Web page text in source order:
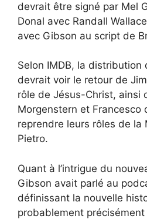
devrait être signé par Mel
Donal avec Randall
avec Gibson au script de
Selon IMDB, la distribution
devrait voir le retour de
rôle de Jésus-Christ, ainsi
Morgenstern et Francesco
reprendre leurs rôles de la
Pietro.
Quant à l’intrigue du
Gibson avait parlé au
définissant la nouvelle
probablement